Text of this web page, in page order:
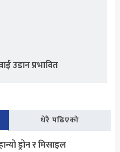
उडान प्रभावित
धेरै पढिएको
ड्रोन र मिसाइल